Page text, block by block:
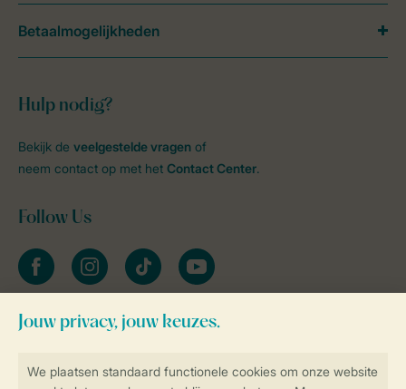
Hulp nodig?
Bekijk de veelgestelde vragen of
neem contact op met het Contact Center.
Follow Us
facebookinstagramtiktok youtube
Blijf op de hoogte
Betaalmogelijkheden